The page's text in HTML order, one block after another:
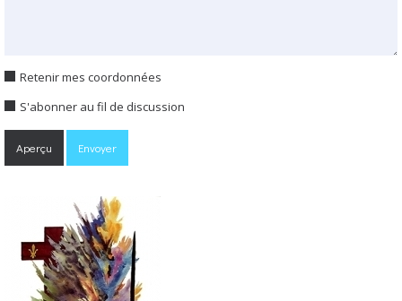
Retenir mes coordonnées
S'abonner au fil de discussion